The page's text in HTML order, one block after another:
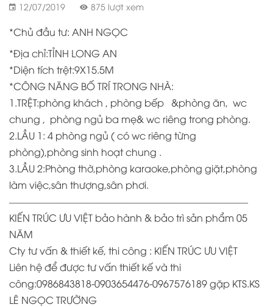
12/07/2019 875 lượt xem
*Chủ đầu tư: ANH NGỌC
*Địa chỉ:TỈNH LONG AN
*Diện tích trệt:9X15.5M
*CÔNG NĂNG BỐ TRÍ TRONG NHÀ:
1.TRỆT:phòng khách , phòng bếp &phòng ăn, wc
chung , phòng ngủ ba mẹ& wc riêng trong phòng.
2.LẦU 1: 4 phòng ngủ ( có wc riêng từng
phòng),phòng sinh hoạt chung .
3.LẦU 2:Phòng thờ,phòng karaoke,phòng giặt,phòng
làm việc,sân thượng,sân phơi.
————————————————————————–
KIẾN TRÚC ƯU VIỆT bảo hành & bảo trì sản phẩm 05
NĂM
Cty tư vấn & thiết kế, thi công : KIẾN TRÚC ƯU VIỆT
Liên hệ để được tư vấn thiết kế và thi
công:0986843818-0903654476-0967576189 gặp KTS.KS
LÊ NGỌC TRƯỜNG